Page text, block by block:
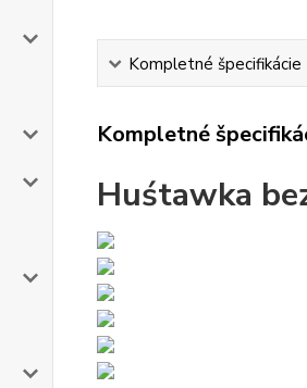
Kompletné špecifikácie
Kompletné
Huśtawka